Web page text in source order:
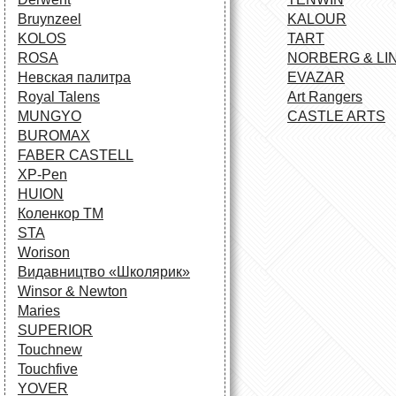
Bruynzeel
KOLOS
ROSA
Невская палитра
Royal Talens
MUNGYO
BUROMAX
FABER CASTELL
XP-Pen
HUION
Коленкор ТМ
STA
Worison
Видавництво «Школярик»
Winsor & Newton
Maries
SUPERIOR
Touchnew
Touchfive
YOVER
KALOUR
TART
NORBERG &
EVAZAR
Art Rangers
CASTLE ARTS